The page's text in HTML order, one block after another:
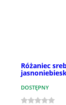
Różaniec
DOSTĘPNY